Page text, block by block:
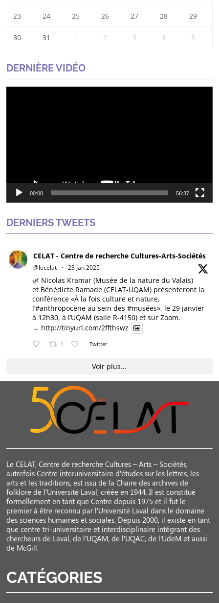
23 24 25 26 27 28 29
30 31 1 2 3 4 5
DERNIÈRE VIDÉO
00:00 56:37
DERNIERS TWEETS
CELAT - Centre de recherche Cultures-Arts-Sociétés
@lecelat · 23 Jan 2025
🌿 Nicolas Kramar (Musée de la nature du Valais)
et Bénédicte Ramade (CELAT-UQAM) présenteront la
conférence «À la fois culture et nature,
l’#anthropocène au sein des#musées», le 29 janvier
à 12h30, à l’UQAM (salle R-4150) et sur Zoom.
→ http://tinyurl.com/2ffthswz
1 Twitter
Voir plus...
Le CELAT, Centre de recherche Cultures – Arts – Sociétés,
autrefois Centre interuniversitaire d’études sur les lettres, les
arts et les traditions, est issu de la Chaire des archives de
folklore de l’Université Laval, créée en 1944. Il est constitué
formellement en tant que Centre depuis 1975 et il fut le
premier à être reconnu par l’Université Laval dans le domaine
des sciences humaines et sociales. Depuis 2000, il existe en tant
que centre tri-universitaire et interdisciplinaire intégrant des
chercheurs de Laval, de l’UQAM, de l’UQAC, de l’UdeM et aussi
de McGill.
CATÉGORIES